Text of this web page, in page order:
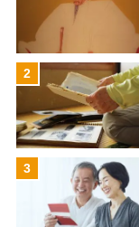
2
3